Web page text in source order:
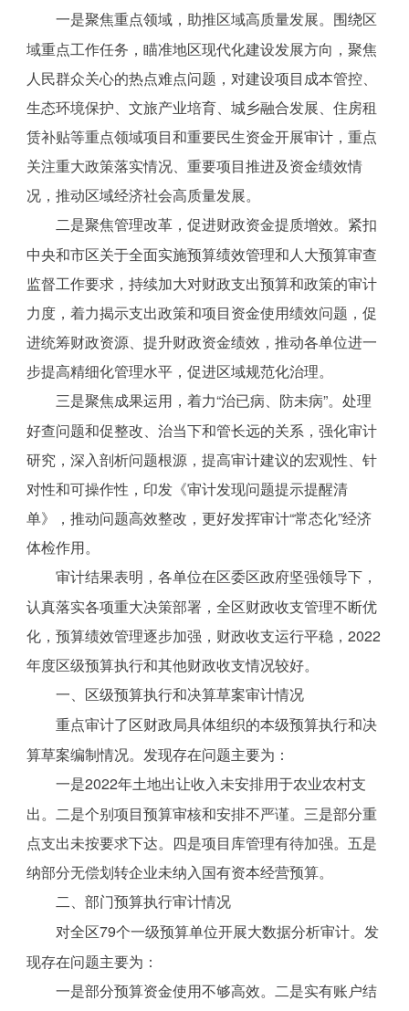
一是聚焦重点领域，助推区域高质量发展。围绕区
域重点工作任务，瞄准地区现代化建设发展方向，聚焦
人民群众关心的热点难点问题，对建设项目成本管控、
生态环境保护、文旅产业培育、城乡融合发展、住房租
赁补贴等重点领域项目和重要民生资金开展审计，重点
关注重大政策落实情况、重要项目推进及资金绩效情
况，推动区域经济社会高质量发展。
二是聚焦管理改革，促进财政资金提质增效。紧扣
中央和市区关于全面实施预算绩效管理和人大预算审查
监督工作要求，持续加大对财政支出预算和政策的审计
力度，着力揭示支出政策和项目资金使用绩效问题，促
进统筹财政资源、提升财政资金绩效，推动各单位进一
步提高精细化管理水平，促进区域规范化治理。
三是聚焦成果运用，着力“治已病、防未病”。处理
好查问题和促整改、治当下和管长远的关系，强化审计
研究，深入剖析问题根源，提高审计建议的宏观性、针
对性和可操作性，印发《审计发现问题提示提醒清
单》，推动问题高效整改，更好发挥审计“常态化”经济
体检作用。
审计结果表明，各单位在区委区政府坚强领导下，
认真落实各项重大决策部署，全区财政收支管理不断优
化，预算绩效管理逐步加强，财政收支运行平稳，2022
年度区级预算执行和其他财政收支情况较好。
一、区级预算执行和决算草案审计情况
重点审计了区财政局具体组织的本级预算执行和决
算草案编制情况。发现存在问题主要为：
一是2022年土地出让收入未安排用于农业农村支
出。二是个别项目预算审核和安排不严谨。三是部分重
点支出未按要求下达。四是项目库管理有待加强。五是
纳部分无偿划转企业未纳入国有资本经营预算。
二、部门预算执行审计情况
对全区79个一级预算单位开展大数据分析审计。发
现存在问题主要为：
一是部分预算资金使用不够高效。二是实有账户结